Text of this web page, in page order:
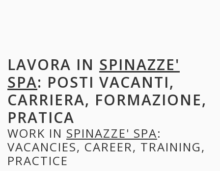
LAVORA IN SPINAZZE'
SPA: POSTI VACANTI,
CARRIERA, FORMAZIONE,
PRATICA
WORK IN SPINAZZE' SPA:
VACANCIES, CAREER, TRAINING,
PRACTICE